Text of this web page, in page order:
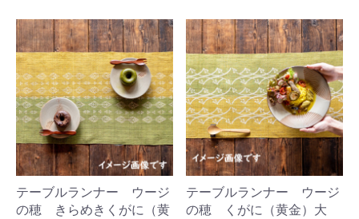
テーブルランナー ウージ
の穂 きらめきくがに（黄
テーブルランナー ウージ
の穂 くがに（黄金）大